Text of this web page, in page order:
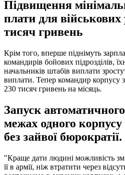
Підвищення
плати для військових
тисяч гривень
Крім того, вперше піднімуть
командирів бойових підрозділів,
начальників штабів виплати
виплати. Тепер командир корпусу
230 тисяч гривень на місяць.
Запуск
межах одного
без зайвої бюрократії.
"Краще дати людині можливість
її в армії, ніж втратити через